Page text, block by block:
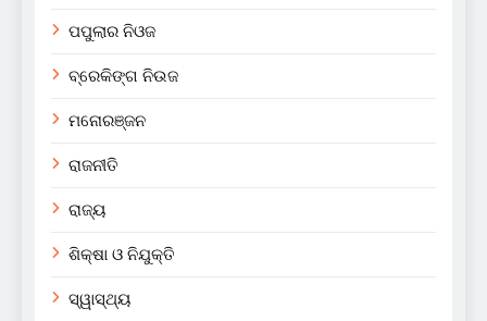
ପପୁଲାର ନିଓଜ
ବ୍ରେକିଙ୍ଗ ନିଉଜ
ମନୋରଞ୍ଜନ
ରାଜନୀତି
ରାଜ୍ୟ
ଶିକ୍ଷା ଓ ନିଯୁକ୍ତି
ସ୍ୱାସ୍ଥ୍ୟ